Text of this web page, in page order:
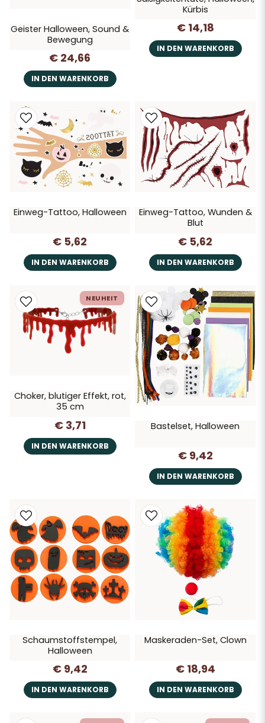
Geister Halloween, Sound &
Bewegung
€ 24,66
IN DEN WARENKORB
Kürbis
€ 14,18
IN DEN WARENKORB
Einweg-Tattoo, Halloween
€ 5,62
IN DEN WARENKORB
Einweg-Tattoo, Wunden &
Blut
€ 5,62
IN DEN WARENKORB
Choker, blutiger Effekt, rot,
35 cm
€ 3,71
IN DEN WARENKORB
NEUHEIT
Bastelset, Halloween
€ 9,42
IN DEN WARENKORB
Schaumstoffstempel,
Halloween
€ 9,42
IN DEN WARENKORB
Maskeraden-Set, Clown
€ 18,94
IN DEN WARENKORB